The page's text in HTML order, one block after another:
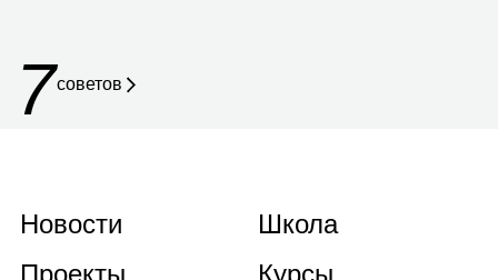
7советов
Новости
Проекты
Школа
Курсы